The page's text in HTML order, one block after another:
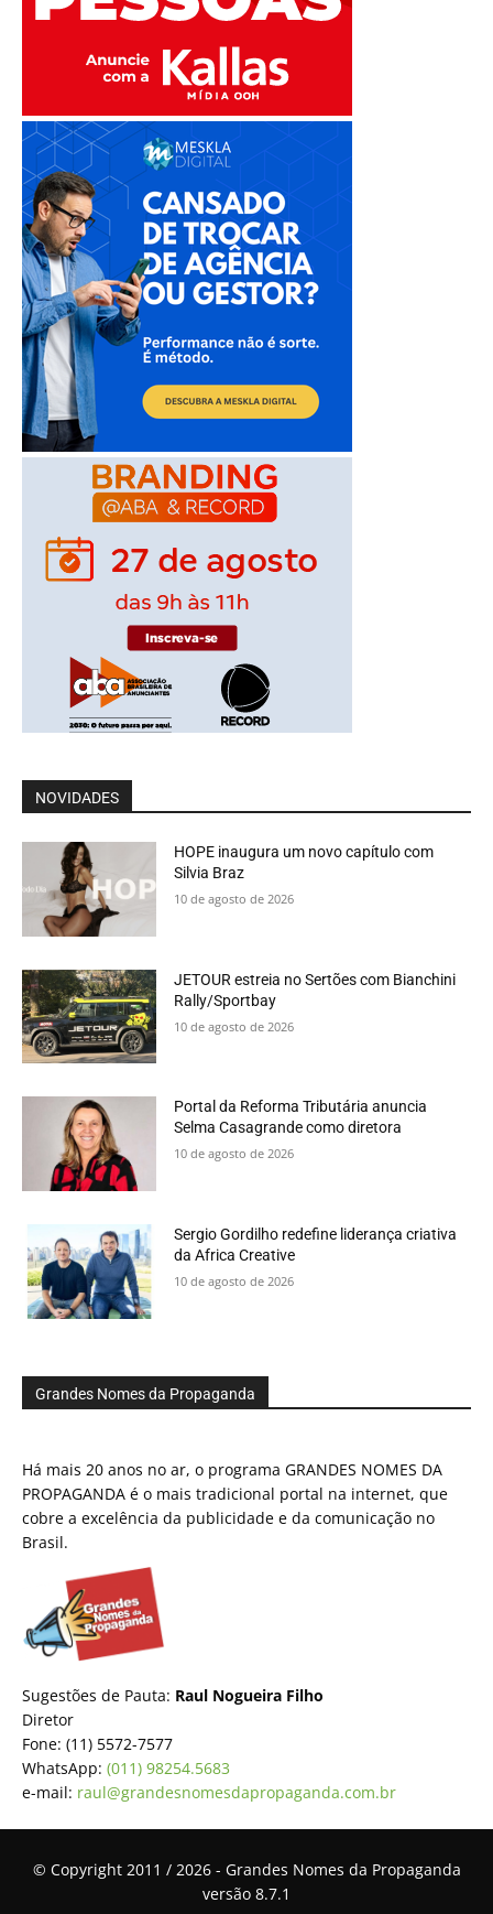
NOVIDADES
HOPE inaugura um novo capítulo com
Silvia Braz
10 de agosto de 2026
JETOUR estreia no Sertões com Bianchini
Rally/Sportbay
10 de agosto de 2026
Portal da Reforma Tributária anuncia
Selma Casagrande como diretora
10 de agosto de 2026
Sergio Gordilho redefine liderança criativa
da Africa Creative
10 de agosto de 2026
Grandes Nomes da Propaganda
Há mais 20 anos no ar, o programa GRANDES NOMES DA
PROPAGANDA é o mais tradicional portal na internet, que
cobre a excelência da publicidade e da comunicação no
Brasil.
Sugestões de Pauta: Raul Nogueira Filho
Diretor
Fone: (11) 5572-7577
WhatsApp: (011) 98254.5683
e-mail: raul@grandesnomesdapropaganda.com.br
© Copyright 2011 / 2026 - Grandes Nomes da Propaganda
versão 8.7.1